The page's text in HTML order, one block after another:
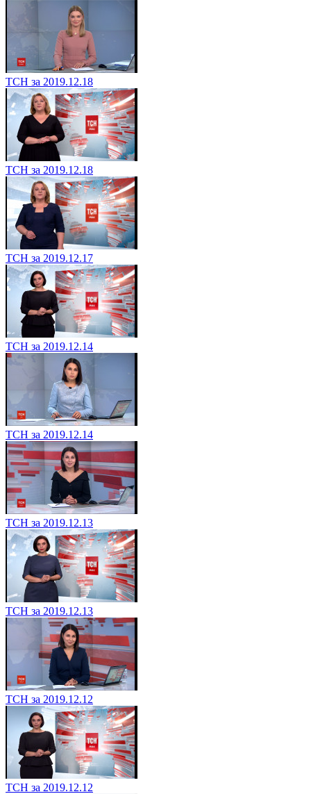
ТСН за 2019.12.18
ТСН за 2019.12.18
ТСН за 2019.12.17
ТСН за 2019.12.14
ТСН за 2019.12.14
ТСН за 2019.12.13
ТСН за 2019.12.13
ТСН за 2019.12.12
ТСН за 2019.12.12